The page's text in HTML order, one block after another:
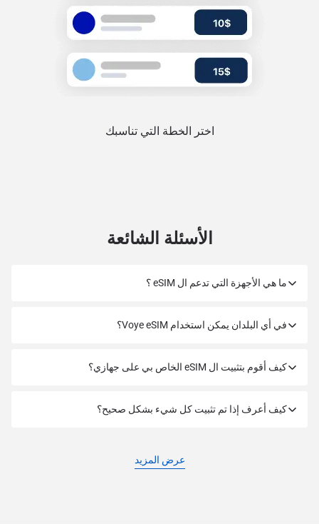
اختر الخطة التي تناسبك
الأسئلة الشائعة
ما هي الأجهزة التي تدعم ال eSIM ؟
في أي البلدان يمكن استخدام Voye eSIM؟
كيف أقوم بتثبيت ال eSIM الخاص بي على جهازي؟
كيف أعرف إذا تم تثبيت كل شيء بشكل صحيح؟
عرض المزيد